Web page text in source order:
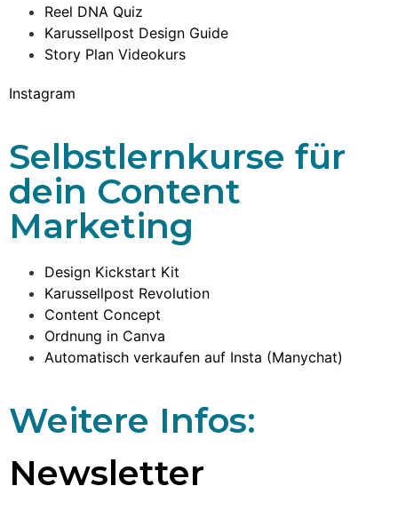
Reel DNA Quiz
Karussellpost Design Guide
Story Plan Videokurs
Instagram
Selbstlernkurse für
dein Content
Marketing
Design Kickstart Kit
Karussellpost Revolution
Content Concept
Ordnung in Canva
Automatisch verkaufen auf Insta (Manychat)
Weitere Infos:
Newsletter